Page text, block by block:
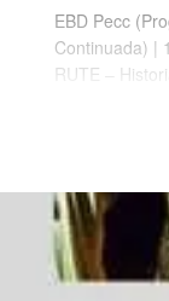
EBD Pecc
Continuada) |
RUTE –
Juízes 20.1-
proclamar o
degradação
O LEVITA E